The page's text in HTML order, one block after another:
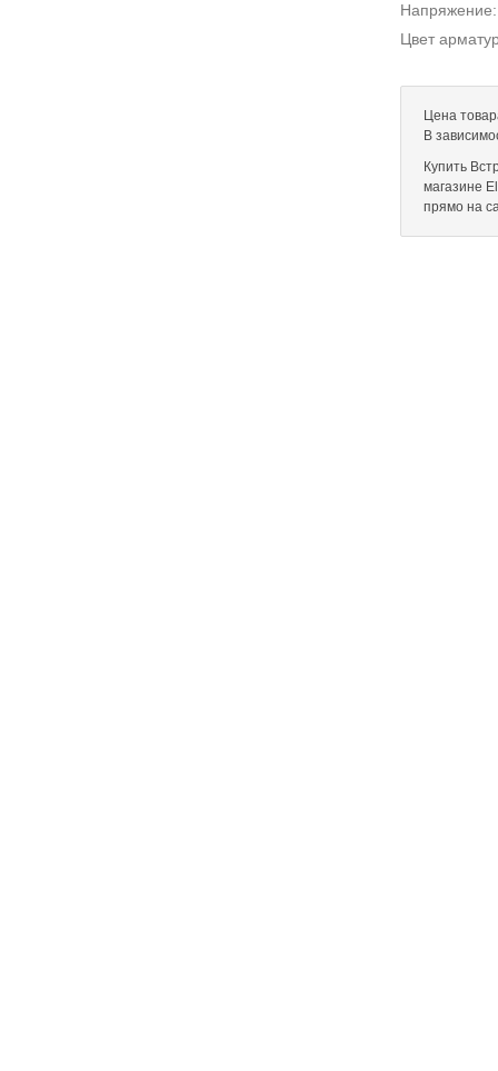
Цвет
Цена
В
Купить
магазине
прямо на